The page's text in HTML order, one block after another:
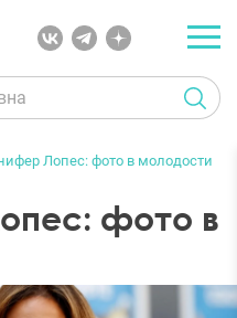
Лопес: фото в молодости
фото в